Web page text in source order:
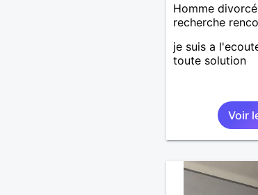
Homme
recherche
je suis a
toute solution
Voir